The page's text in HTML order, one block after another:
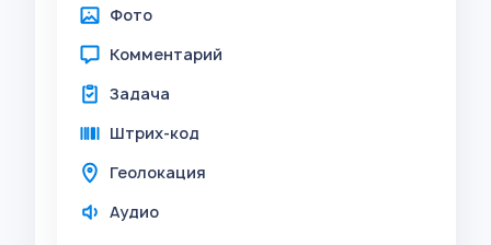
Фото
Комментарий
Задача
Штрих-код
Геолокация
Аудио